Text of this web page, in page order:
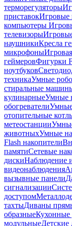
терморегуляторы
приставокИгровые
компьютеры
телевизоры
наушникиКресла
микрофоны
геймеровФигурки
ноутбуков
техникаУмные
стиральные
кулинарныеУмные
обогревателиУмные
отопительные
метеостанции
животныхУмные
Flash накопители
памятиСетевые
дискиНаблюдение
видеонаблюдения
вызывные панели
сигнализации
доступом
тахтыДиваны
образныеКухонные
модульные